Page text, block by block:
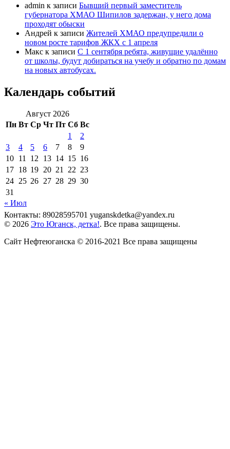
admin к записи Бывший первый заместитель
губернатора ХМАО Шипилов задержан, у него дома
проходят обыски
Андрей к записи Жителей ХМАО предупредили о
новом росте тарифов ЖКХ с 1 апреля
Макс к записи С 1 сентября ребята, живущие удалённо
от школы, будут добираться на учебу и обратно по домам
на новых автобусах.
Календарь событий
Август 2026
Пн Вт Ср Чт Пт Сб Вс
1
2
3
4 5 6 7 8
9
10 11 12 13 14 15 16
17 18 19 20 21 22 23
24 25 26 27 28 29 30
31
« Июл
Контакты: 89028595701 yuganskdetka@yandex.ru
© 2026 Это Юганск, детка!. Все права защищены.
Сайт Нефтеюганска © 2016-2021 Все права защищены